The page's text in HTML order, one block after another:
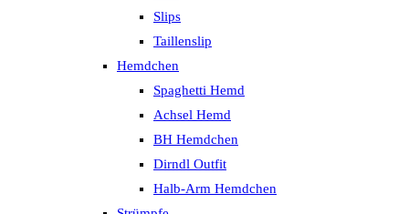
Slips
Taillenslip
Hemdchen
Spaghetti Hemd
Achsel Hemd
BH Hemdchen
Dirndl Outfit
Halb-Arm Hemdchen